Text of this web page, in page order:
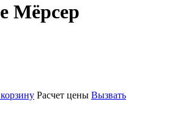
Мёрсер
Расчет цены Вызвать